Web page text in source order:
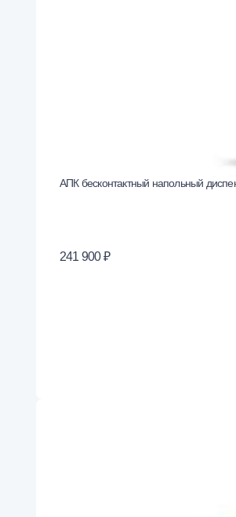
АПК бесконтактный напольный
241 900 ₽